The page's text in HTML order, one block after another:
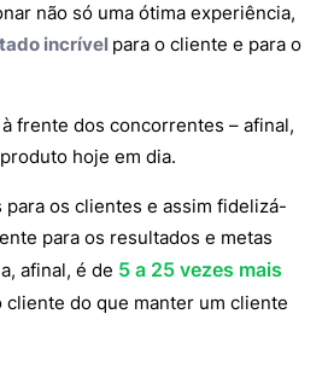
não só uma ótima experiência,
incrível para o cliente e para o
frente dos concorrentes – afinal,
hoje em dia.
para os clientes e assim fidelizá-
para os resultados e metas
afinal, é de 5 a 25 vezes mais
cliente do que manter um cliente